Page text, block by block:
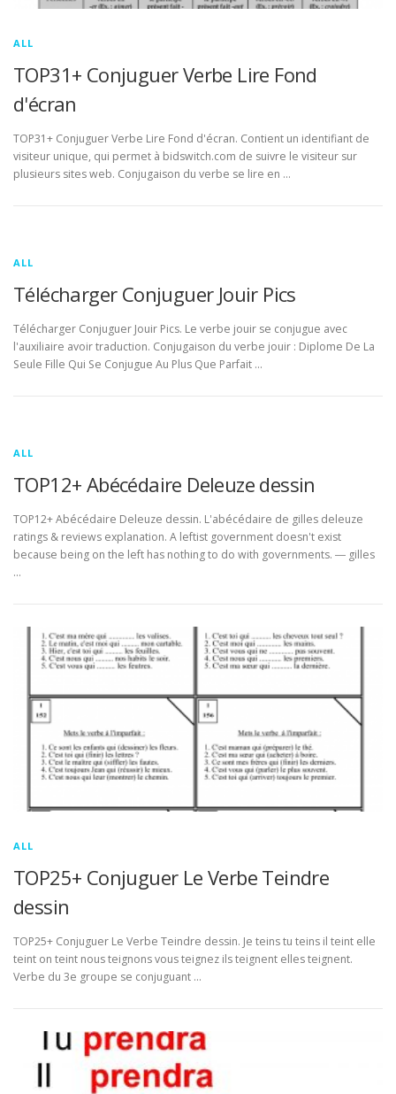
ALL
TOP31+ Conjuguer Verbe Lire Fond
d'écran
TOP31+ Conjuguer Verbe Lire Fond d'écran. Contient un identifiant de
visiteur unique, qui permet à bidswitch.com de suivre le visiteur sur
plusieurs sites web. Conjugaison du verbe se lire en …
ALL
Télécharger Conjuguer Jouir Pics
Télécharger Conjuguer Jouir Pics. Le verbe jouir se conjugue avec
l'auxiliaire avoir traduction. Conjugaison du verbe jouir : Diplome De La
Seule Fille Qui Se Conjugue Au Plus Que Parfait …
ALL
TOP12+ Abécédaire Deleuze dessin
TOP12+ Abécédaire Deleuze dessin. L'abécédaire de gilles deleuze
ratings & reviews explanation. A leftist government doesn't exist
because being on the left has nothing to do with governments. ― gilles
…
ALL
TOP25+ Conjuguer Le Verbe Teindre
dessin
TOP25+ Conjuguer Le Verbe Teindre dessin. Je teins tu teins il teint elle
teint on teint nous teignons vous teignez ils teignent elles teignent.
Verbe du 3e groupe se conjuguant …